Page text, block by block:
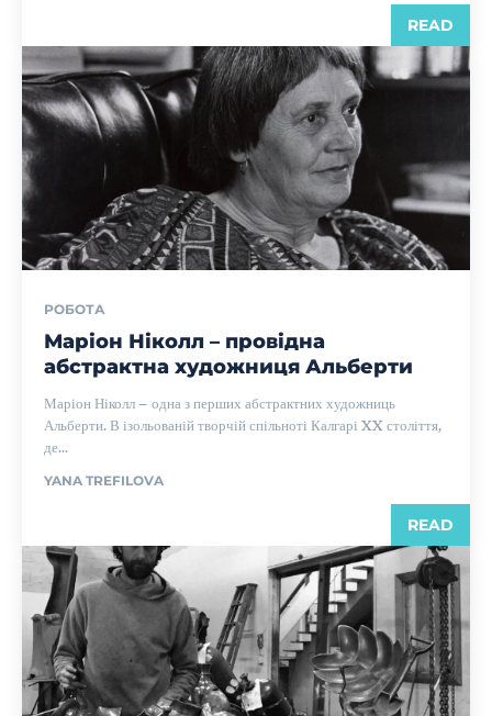
READ
РОБОТА
Маріон Ніколл – провідна
абстрактна художниця Альберти
Маріон Ніколл – одна з перших абстрактних художниць
Альберти. В ізольованій творчій спільноті Калгарі XX століття,
де...
YANA TREFILOVA
READ